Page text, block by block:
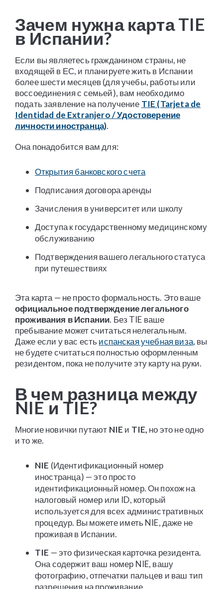
Зачем нужна карта TIE
в Испании?
Если вы являетесь гражданином страны, не
входящей в ЕС, и планируете жить в Испании
более шести месяцев (для учебы, работы или
воссоединения с семьей), вам необходимо
подать заявление на получение TIE (Tarjeta de
Identidad de Extranjero / Удостоверение
личности иностранца).
Она понадобится вам для:
Открытия банковского счета
Подписания договора аренды
Зачисления в университет или школу
Доступа к государственному медицинскому
обслуживанию
Подтверждения вашего легального статуса
при путешествиях
Эта карта — не просто формальность. Это ваше
официальное подтверждение легального
проживания в Испании. Без TIE ваше
пребывание может считаться нелегальным.
Даже если у вас есть испанская учебная виза, вы
не будете считаться полностью оформленным
резидентом, пока не получите эту карту на руки.
В чем разница между
NIE и TIE?
Многие новички путают NIE и TIE, но это не одно
и то же.
NIE (Идентификационный номер
иностранца) — это просто
идентификационный номер. Он похож на
налоговый номер или ID, который
используется для всех административных
процедур. Вы можете иметь NIE, даже не
проживая в Испании.
TIE — это физическая карточка резидента.
Она содержит ваш номер NIE, вашу
фотографию, отпечатки пальцев и ваш тип
разрешения на проживание.